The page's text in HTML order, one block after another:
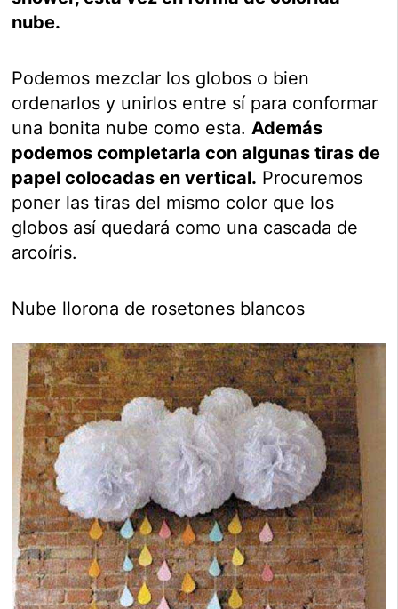
nube.
Podemos mezclar los globos o bien
ordenarlos y unirlos entre sí para conformar
una bonita nube como esta. Además
podemos completarla con algunas tiras de
papel colocadas en vertical. Procuremos
poner las tiras del mismo color que los
globos así quedará como una cascada de
arcoíris.
Nube llorona de rosetones blancos